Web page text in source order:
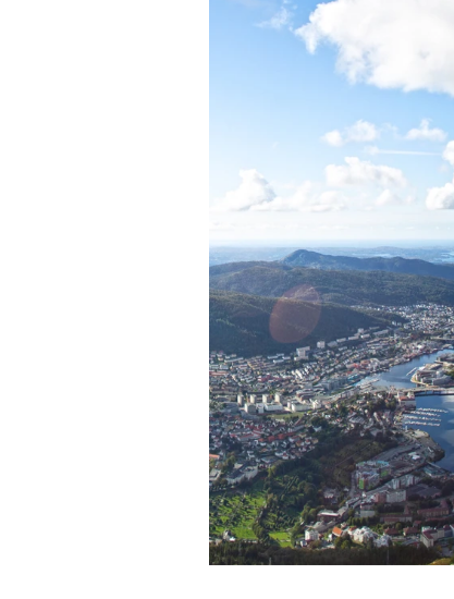
Folgen Sie uns
Kontakt